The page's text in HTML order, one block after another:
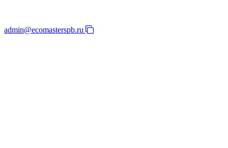
admin@ecomasterspb.ru